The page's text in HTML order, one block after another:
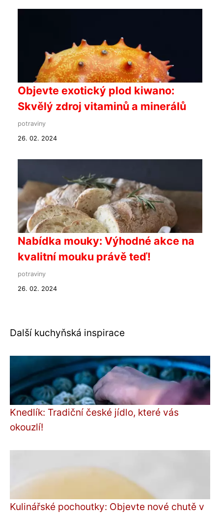
Objevte exotický plod kiwano:
Skvělý zdroj vitaminů a minerálů
potraviny
26. 02. 2024
Nabídka mouky: Výhodné akce na
kvalitní mouku právě teď!
potraviny
26. 02. 2024
Další kuchyňská inspirace
Knedlík: Tradiční české jídlo, které vás
okouzlí!
Kulinářské pochoutky: Objevte nové chutě v